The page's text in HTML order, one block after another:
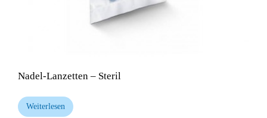
Nadel-Lanzetten – Steril
Weiterlesen